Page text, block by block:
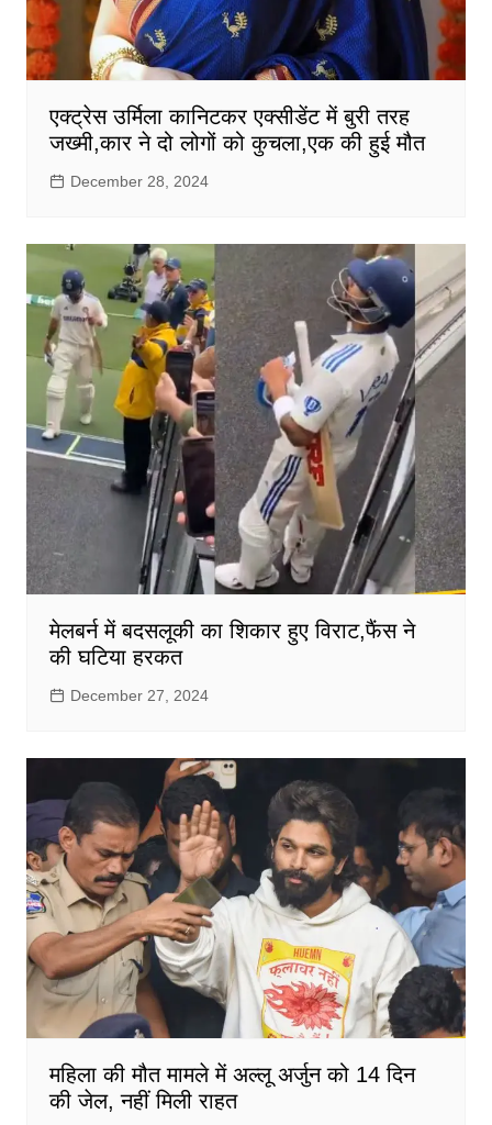
एक्ट्रेस उर्मिला कानिटकर एक्सीडेंट में बुरी तरह
जख्मी,कार ने दो लोगों को कुचला,एक की हुई मौत
December 28, 2024
मेलबर्न में बदसलूकी का शिकार हुए विराट,फैंस ने
की घटिया हरकत
December 27, 2024
महिला की मौत मामले में अल्लू अर्जुन को 14 दिन
की जेल, नहीं मिली राहत